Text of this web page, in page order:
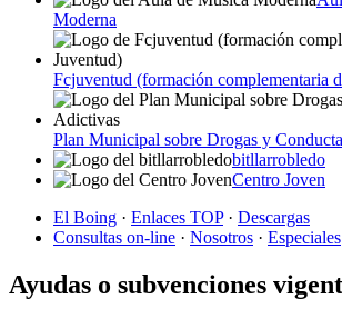
Moderna
Fcjuventud (formación complementaria
Plan Municipal sobre Drogas y
bitllarrobledo
Centro Joven
El Boing · Enlaces TOP· Descargas
Consultas on-line · Nosotros · Especiales
Ayudas o subvenciones